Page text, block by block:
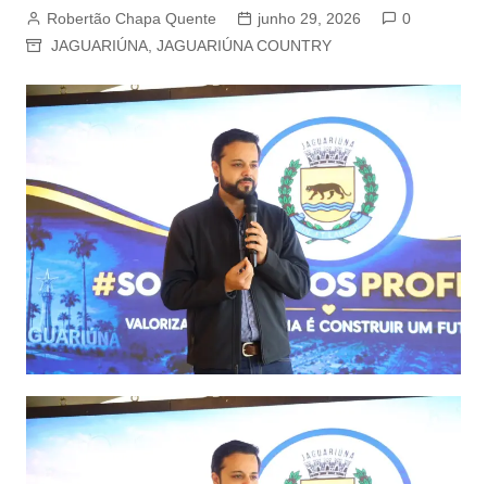
Robertão Chapa Quente junho 29, 2026
0
JAGUARIÚNA, JAGUARIÚNA COUNTRY